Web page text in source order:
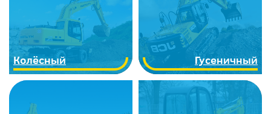
Колёсный Гусеничный